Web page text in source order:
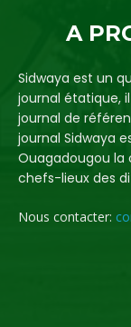
A
Sidwaya est un
journal étatique,
journal de
journal Sidwaya
Ouagadougou la
chefs-lieux des
Nous contacter: